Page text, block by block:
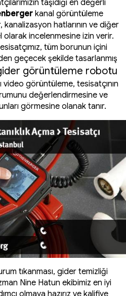
taşıdığı en değerli
kanal görüntüleme
kanalizasyon hatlarının ve diğer
olarak incelenmesine izin verir.
tüm borunun içini
geçecek şekilde tasarlanmış
görüntüleme robotu
görüntüleme, tesisatçının
değerlendirmesine ve
görmesine olanak tanır.
tıkanması, gider temizliği
Nine Hatun ekibimiz en iyi